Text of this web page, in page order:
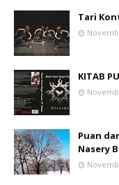
Tari
KITAB
Puan
Nasery